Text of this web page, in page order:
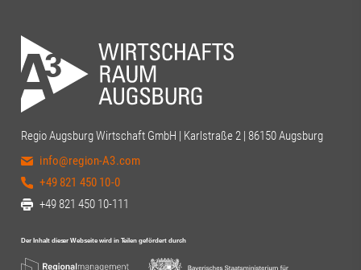
Regio Augsburg Wirtschaft GmbH | Karlstraße 2 | 86150 Augsburg
info@region-A3.com
+49 821 450 10-0
+49 821 450 10-111